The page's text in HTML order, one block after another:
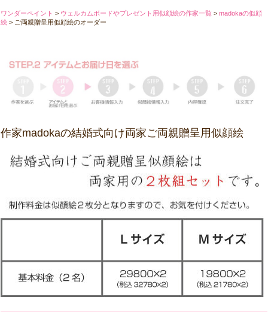
ワンダーペイント > ウェルカムボードやプレゼント用似顔絵の作家一覧 > madokaの似顔
絵 > ご両親贈呈用似顔絵のオーダー
作家madokaの結婚式向け両家ご両親贈呈用似顔絵